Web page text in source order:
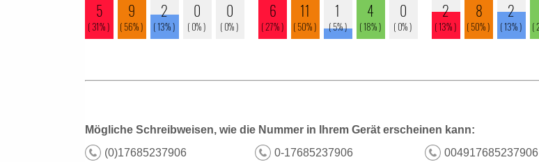
Mögliche Schreibweisen, wie die Nummer in Ihrem Gerät erscheinen kann:
(0)17685237906
0-17685237906
004917685237906